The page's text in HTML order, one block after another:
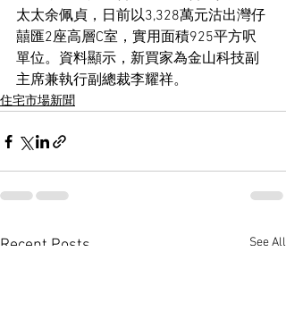
太太余佩貞，日前以3,328萬元沽出灣仔
囍匯2座高層C室，實用面積925平方呎
單位。資料顯示，新買家為金山科技副
主席兼執行副總裁李耀祥。
住宅市場新聞
Recent Posts See All